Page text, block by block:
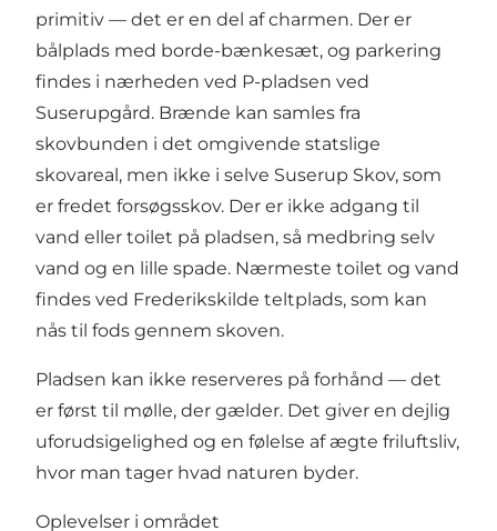
primitiv — det er en del af charmen. Der er
bålplads med borde-bænkesæt, og parkering
findes i nærheden ved P-pladsen ved
Suserupgård. Brænde kan samles fra
skovbunden i det omgivende statslige
skovareal, men ikke i selve Suserup Skov, som
er fredet forsøgsskov. Der er ikke adgang til
vand eller toilet på pladsen, så medbring selv
vand og en lille spade. Nærmeste toilet og vand
findes ved Frederikskilde teltplads, som kan
nås til fods gennem skoven.
Pladsen kan ikke reserveres på forhånd — det
er først til mølle, der gælder. Det giver en dejlig
uforudsigelighed og en følelse af ægte friluftsliv,
hvor man tager hvad naturen byder.
Oplevelser i området